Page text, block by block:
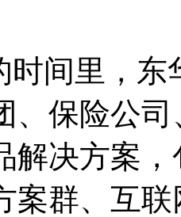
时间里，东
、保险公
解决方案
案群、互